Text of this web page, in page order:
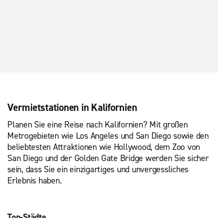
Vermietstationen in Kalifornien
Planen Sie eine Reise nach Kalifornien? Mit großen
Metrogebieten wie Los Angeles und San Diego sowie den
beliebtesten Attraktionen wie Hollywood, dem Zoo von
San Diego und der Golden Gate Bridge werden Sie sicher
sein, dass Sie ein einzigartiges und unvergessliches
Erlebnis haben.